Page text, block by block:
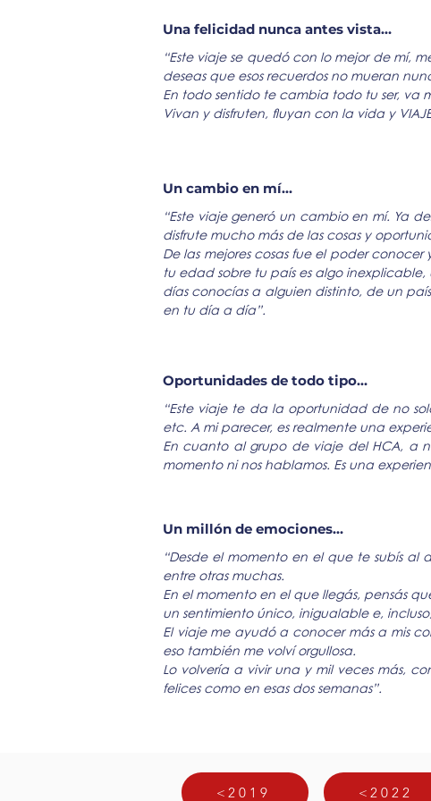
Una felicidad nunca antes vista…
“Este viaje se quedó con lo mejor de mí,
deseas que esos recuerdos no mueran
En todo sentido te cambia todo tu ser, va
Vivan y disfruten, fluyan con la vida y
Un cambio en mí…
“Este viaje generó un cambio en mí. Ya
disfrute mucho más de las cosas y
De las mejores cosas fue el poder
tu edad sobre tu país es algo
días conocías a alguien distinto, de un
en tu día a día”.
Oportunidades de todo tipo…
“Este viaje te da la oportunidad de no
etc. A mi parecer, es realmente una
En cuanto al grupo de viaje del HCA, a
momento ni nos hablamos. Es una
Un millón de emociones…
“Desde el momento en el que te subís al
entre otras muchas.
En el momento en el que llegás, pensás
un sentimiento único, inigualable e,
El viaje me ayudó a conocer más a mis
eso también me volví orgullosa.
Lo volvería a vivir una y mil veces más,
felices como en esas dos semanas”.
<2019 <2022